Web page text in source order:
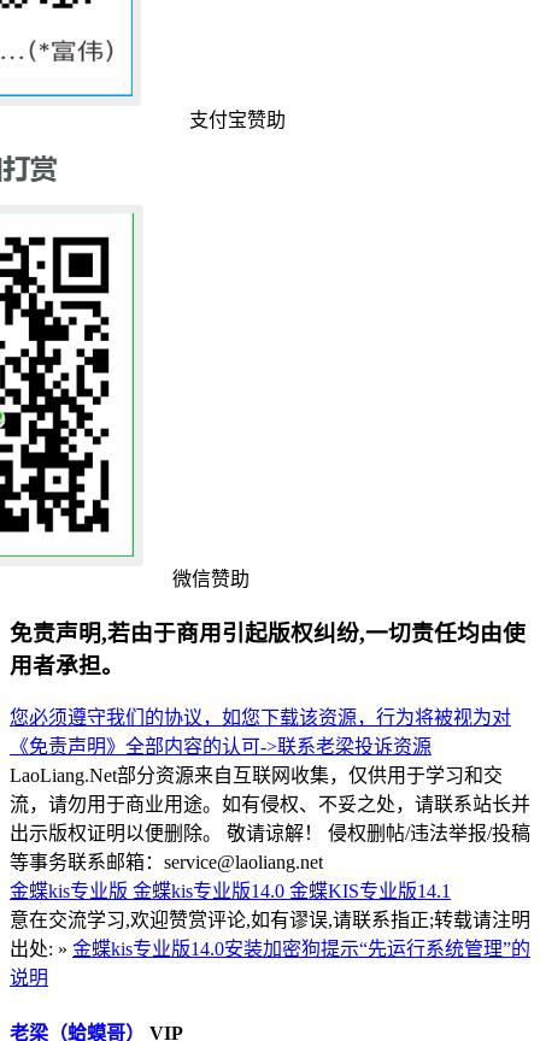
支付宝赞助
微信赞助
免责声明,若由于商用引起版权纠纷,一切责任均由使
用者承担。
您必须遵守我们的协议，如您下载该资源，行为将被视为对
《免责声明》全部内容的认可->联系老梁投诉资源
LaoLiang.Net部分资源来自互联网收集，仅供用于学习和交
流，请勿用于商业用途。如有侵权、不妥之处，请联系站长并
出示版权证明以便删除。 敬请谅解！ 侵权删帖/违法举报/投稿
等事务联系邮箱：service@laoliang.net
金蝶kis专业版 金蝶kis专业版14.0 金蝶KIS专业版14.1
意在交流学习,欢迎赞赏评论,如有谬误,请联系指正;转载请注明
出处: » 金蝶kis专业版14.0安装加密狗提示“先运行系统管理”的
说明
老梁（蛤蟆哥） VIP